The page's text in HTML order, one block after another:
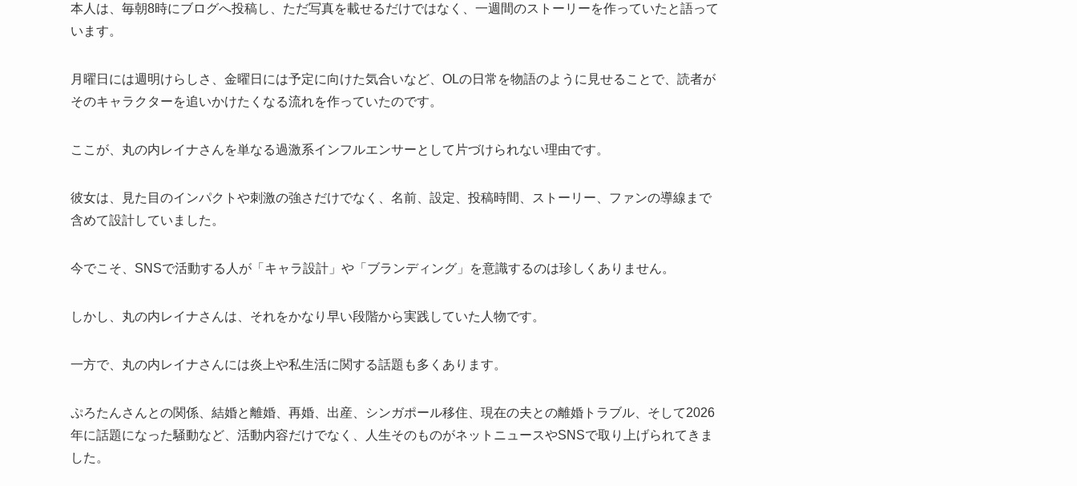
本人は、毎朝8時にブログへ投稿し、ただ写真を載せるだけではなく、一週間のストーリーを作っていたと語って
います。
月曜日には週明けらしさ、金曜日には予定に向けた気合いなど、OLの日常を物語のように見せることで、読者が
そのキャラクターを追いかけたくなる流れを作っていたのです。
ここが、丸の内レイナさんを単なる過激系インフルエンサーとして片づけられない理由です。
彼女は、見た目のインパクトや刺激の強さだけでなく、名前、設定、投稿時間、ストーリー、ファンの導線まで
含めて設計していました。
今でこそ、SNSで活動する人が「キャラ設計」や「ブランディング」を意識するのは珍しくありません。
しかし、丸の内レイナさんは、それをかなり早い段階から実践していた人物です。
一方で、丸の内レイナさんには炎上や私生活に関する話題も多くあります。
ぷろたんさんとの関係、結婚と離婚、再婚、出産、シンガポール移住、現在の夫との離婚トラブル、そして2026
年に話題になった騒動など、活動内容だけでなく、人生そのものがネットニュースやSNSで取り上げられてきま
した。